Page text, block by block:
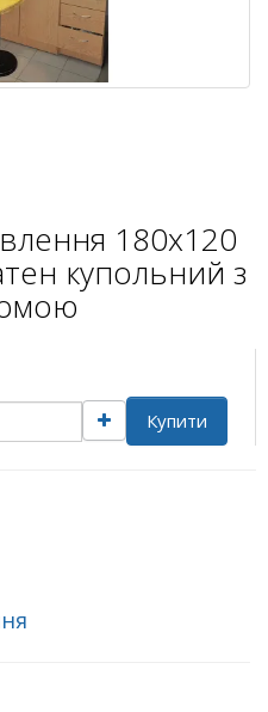
180х120
купольний з
Купити